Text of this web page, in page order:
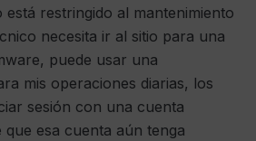
restringido al mantenimiento
necesita ir al sitio para una
puede usar una
mis operaciones diarias, los
sesión con una cuenta
que esa cuenta aún tenga